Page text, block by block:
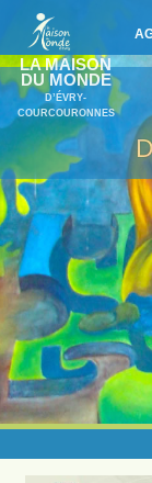
LA MAISON
DU MONDE
D’ÉVRY-
COURCOURONNES